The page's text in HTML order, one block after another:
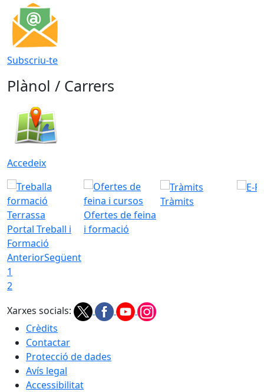
Subscriu-te
Plànol / Carrers
Accedeix
Portal Treball i
Formació
Ofertes de feina
i formació
Tràmits
AnteriorSegüent
1
2
Xarxes socials:
Crèdits
Contactar
Protecció de dades
Avís legal
Accessibilitat